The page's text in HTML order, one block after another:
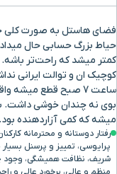
فضای هاستل به صورت کلی
حیاط بزرگ حسابی حال
کمتر میشد که راحت‌تر
کوچیک ان و توالت ایرانی
ساعت 7 صبح قطع
بوی نه چندان خوشی داشت.
میشه که کمی آزاردهنده بود.
رفتار دوستانه و محترمانه
پرایوسی، تمییز و پرسنل
شریف، نظافت همیشگی، وجود